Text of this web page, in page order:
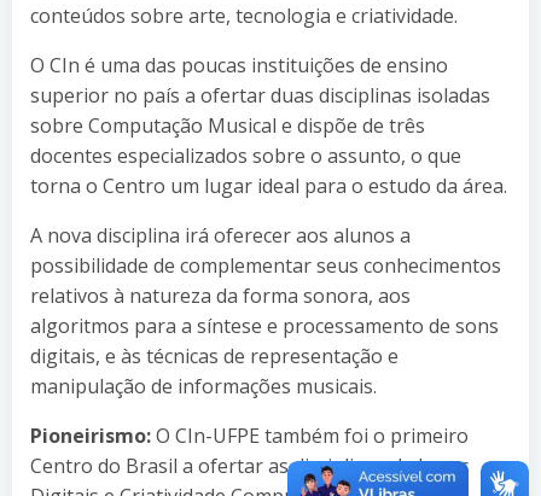
conteúdos sobre arte, tecnologia e criatividade.
O CIn é uma das poucas instituições de ensino
superior no país a ofertar duas disciplinas isoladas
sobre Computação Musical e dispõe de três
docentes especializados sobre o assunto, o que
torna o Centro um lugar ideal para o estudo da área.
A nova disciplina irá oferecer aos alunos a
possibilidade de complementar seus conhecimentos
relativos à natureza da forma sonora, aos
algoritmos para a síntese e processamento de sons
digitais, e às técnicas de representação e
manipulação de informações musicais.
Pioneirismo:O CIn-UFPE também foi o primeiro
Centro do Brasil a ofertar as disciplinas de Jogos